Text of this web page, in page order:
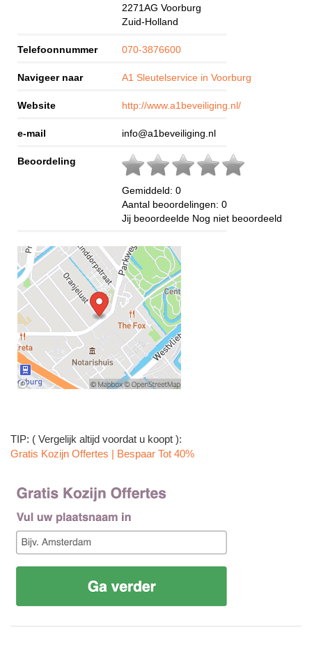
2271AG Voorburg
Zuid-Holland
Telefoonnummer 070-3876600
Navigeer naar A1 Sleutelservice in Voorburg
Website http://www.a1beveiliging.nl/
e-mail info@a1beveiliging.nl
Beoordeling
Gemiddeld: 0
Aantal beoordelingen: 0
Jij beoordeelde Nog niet beoordeeld
TIP: ( Vergelijk altijd voordat u koopt ):
Gratis Kozijn Offertes | Bespaar Tot 40%‎